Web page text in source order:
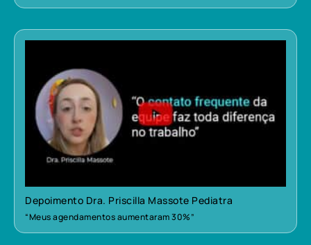
Depoimento Dra. Priscilla Massote Pediatra
“Meus agendamentos aumentaram 30%”